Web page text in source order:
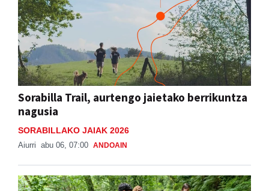
Sorabilla Trail, aurtengo jaietako berrikuntza
nagusia
SORABILLAKO JAIAK 2026
Aiurri abu 06, 07:00 ANDOAIN